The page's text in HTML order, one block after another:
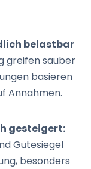
belastbar
greifen sauber
basieren
Annahmen.
gesteigert:
Gütesiegel
besonders